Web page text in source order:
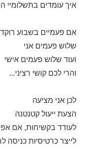
איך עומדים בתשלומיי
אם פעמיים בשבוע
שלוש פעמים אני
ועוד שלוש פעמים אישי
והרי לכם קושי רציני...
לכן אני מציעה
הצעת ייעול קטנטנה
לעודד בקשיחות, אם
לייצר כרטיסיות כניסה